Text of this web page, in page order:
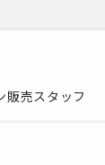
販売スタッフ